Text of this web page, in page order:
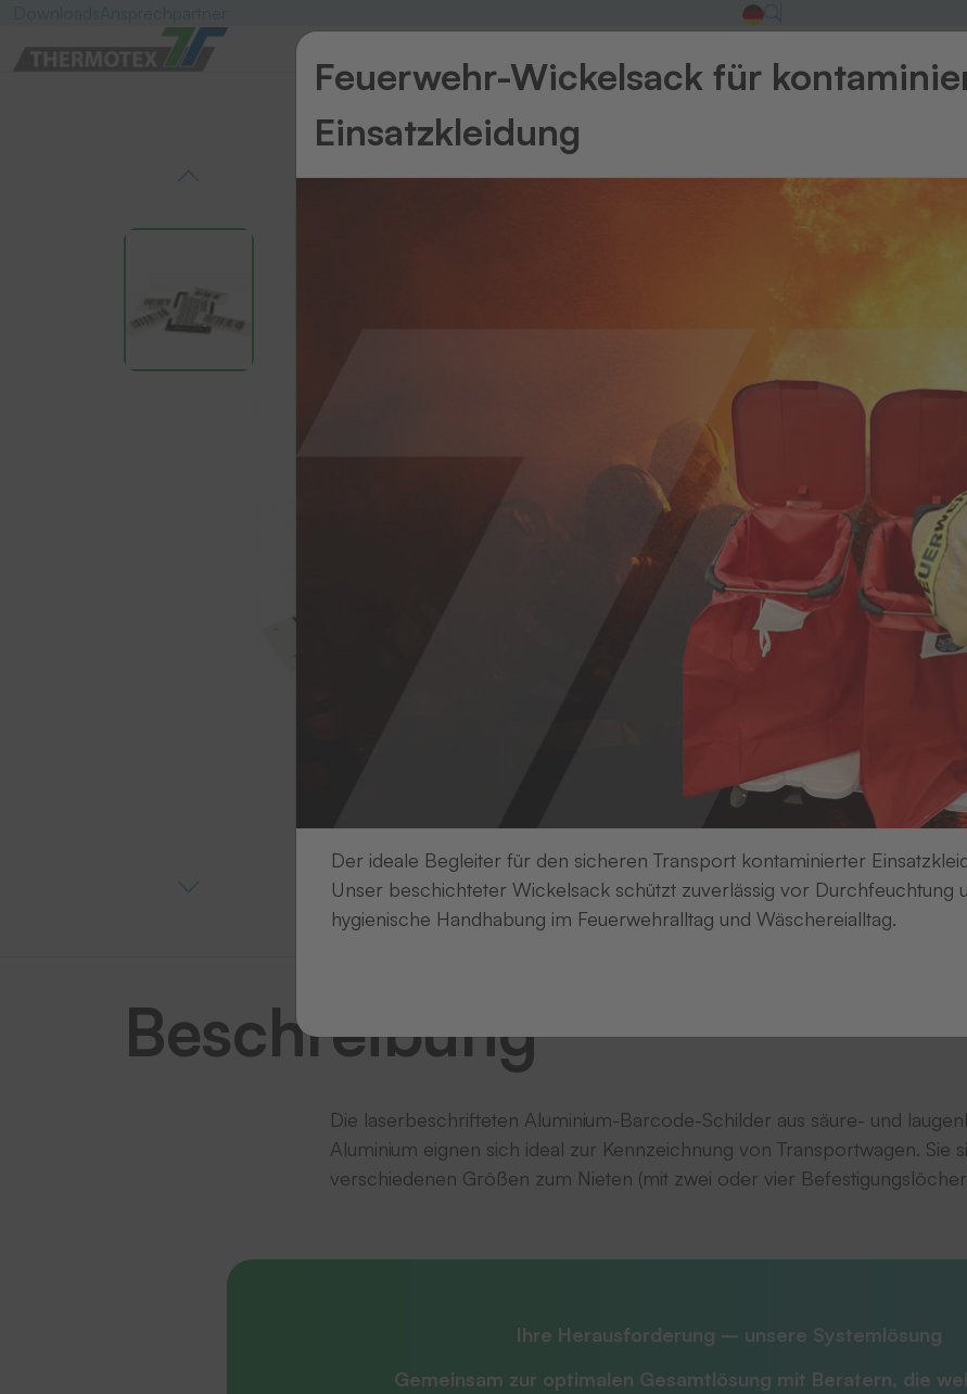
Beschreibung
Die laserbeschrifteten Aluminium-Barcode-Schilder aus säure- und
Aluminium eignen sich ideal zur Kennzeichnung von Transportwagen. Sie
verschiedenen Größen zum Nieten (mit zwei oder vier
Ihre Herausforderung – unsere Systemlösung
Gemeinsam zur optimalen Gesamtlösung mit Beratern, die
Feuerwehr-Wickelsack für
Einsatzkleidung
Der ideale Begleiter für den sicheren Transport kontaminierter
Unser beschichteter Wickelsack schützt zuverlässig vor Durchfeuchtung
hygienische Handhabung im Feuerwehralltag und Wäschereialltag.